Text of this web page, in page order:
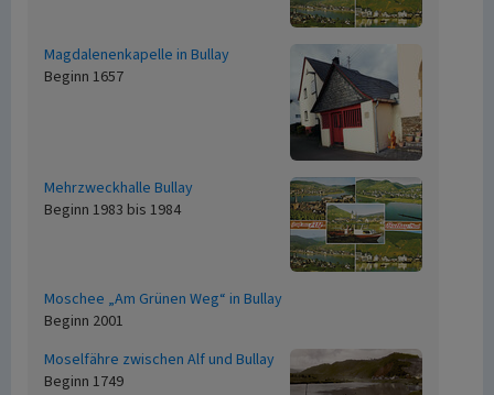
Magdalenenkapelle in Bullay
Beginn 1657
Mehrzweckhalle Bullay
Beginn 1983 bis 1984
Moschee „Am Grünen Weg“ in Bullay
Beginn 2001
Moselfähre zwischen Alf und Bullay
Beginn 1749